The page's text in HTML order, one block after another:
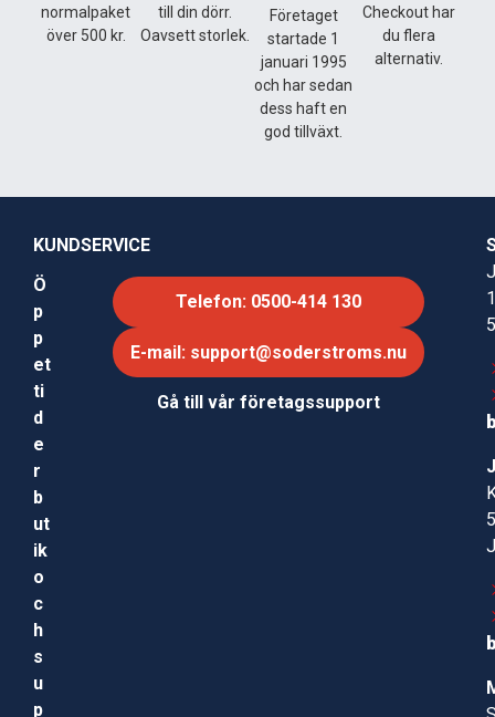
normalpaket
över 500 kr.
till din dörr.
Oavsett storlek.
Företaget
startade 1
januari 1995
och har sedan
dess haft en
god tillväxt.
Checkout har
du flera
alternativ.
KUNDSERVICE
Ö
p
p
et
ti
d
e
r
b
ut
ik
o
c
h
s
u
p
Telefon: 0500-414 130
E-mail: support@soderstroms.nu
Gå till vår företagssupport